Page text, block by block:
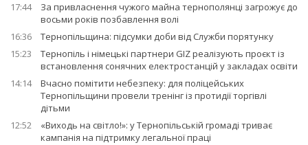
17:44
За привласнення чужого майна тернополянці загрожує до
восьми років позбавлення волі
16:36
Тернопільщина: підсумки доби від Служби порятунку
15:23
Тернопіль і німецькі партнери GIZ реалізують проєкт із
встановлення сонячних електростанцій у закладах освіти
14:14
Вчасно помітити небезпеку: для поліцейських
Тернопільщини провели тренінг із протидії торгівлі
дітьми
12:52
«Виходь на світло!»: у Тернопільській громаді триває
кампанія на підтримку легальної праці